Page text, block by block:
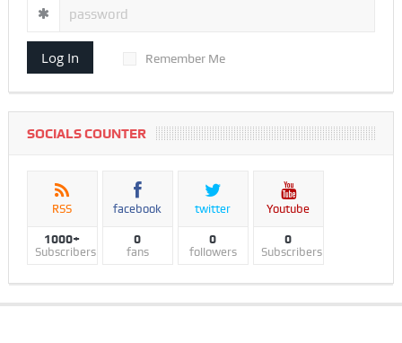
Log In Remember Me
SOCIALS COUNTER
RSS
1000+
Subscribers
facebook
0
fans
twitter
0
followers
Youtube
0
Subscribers